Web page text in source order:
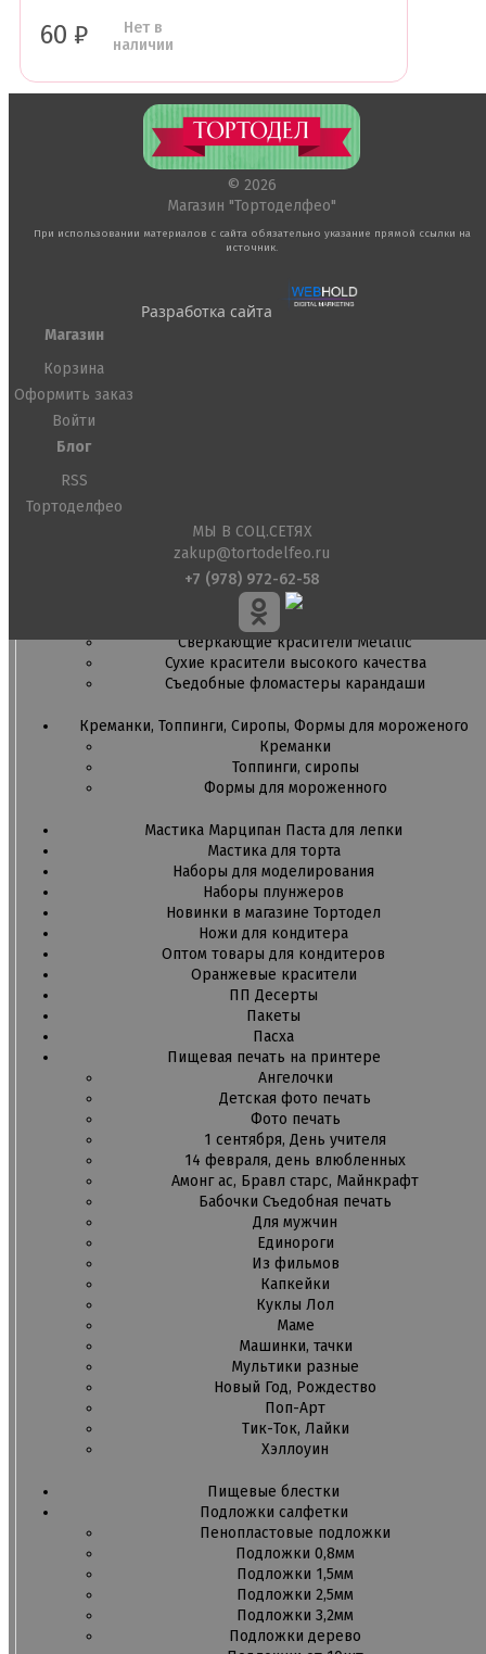
Переходники, гвоздики
Шприцы кондитерские
Коврики, пергамент
Кондитерские наклейки
Леденцы Мороженое Мармелад
Ленты атласные, шпагат ,тишью
Раздвижные формы для выпечки
Силиконовые формы для выпечки
Формы для выпечки антипригарные
Формы муссовый десерт
Красители Украса жирорастворимые
Красители гелевые Kreda
Красители распылители
Пищевая гуашь
Пищевые глиттеры
Сверкающие красители Metallic
Сухие красители высокого качества
Съедобные фломастеры карандаши
Креманки, Топпинги, Сиропы, Формы для мороженого
Креманки
Топпинги, сиропы
Формы для мороженного
Мастика Марципан Паста для лепки
Мастика для торта
Наборы для моделирования
Наборы плунжеров
Новинки в магазине Тортодел
Ножи для кондитера
Оптом товары для кондитеров
Оранжевые красители
ПП Десерты
Пакеты
Пасха
Пищевая печать на принтере
Ангелочки
Детская фото печать
Фото печать
1 сентября, День учителя
14 февраля, день влюбленных
Амонг ас, Бравл старс, Майнкрафт
Бабочки Съедобная печать
Для мужчин
Единороги
Из фильмов
Капкейки
Куклы Лол
Маме
Машинки, тачки
Мультики разные
Новый Год, Рождество
Поп-Арт
Тик-Ток, Лайки
Хэллоуин
Пищевые блестки
Подложки салфетки
Пенопластовые подложки
Подложки 0,8мм
Подложки 1,5мм
Подложки 2,5мм
Подложки 3,2мм
Подложки дерево
60 ₽
Нет в
наличии
© 2026
Магазин "Тортоделфео"
При использовании материалов с сайта обязательно указание прямой ссылки на
источник.
Разработка сайта
Магазин
Корзина
Оформить заказ
Войти
Блог
RSS
Тортоделфео
МЫ В СОЦ.СЕТЯХ
zakup@tortodelfeo.ru
+7 (978) 972-62-58